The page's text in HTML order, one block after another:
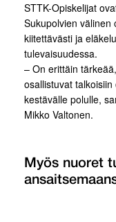
STTK-Opiskelijat
Sukupolvien välinen
kiitettävästi ja
tulevaisuudessa.
– On erittäin
osallistuvat
kestävälle polulle,
Mikko Valtonen.
Myös nuoret